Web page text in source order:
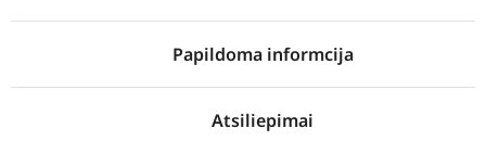
Papildoma informcija
Atsiliepimai